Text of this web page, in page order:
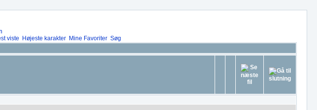
viste Højeste karakter Mine Favoriter Søg